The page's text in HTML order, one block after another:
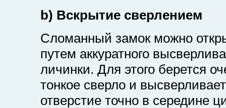
b) Вскрытие сверлением
Сломанный замок можно
путем аккуратного
личинки. Для этого берется
тонкое сверло и
отверстие точно в середине